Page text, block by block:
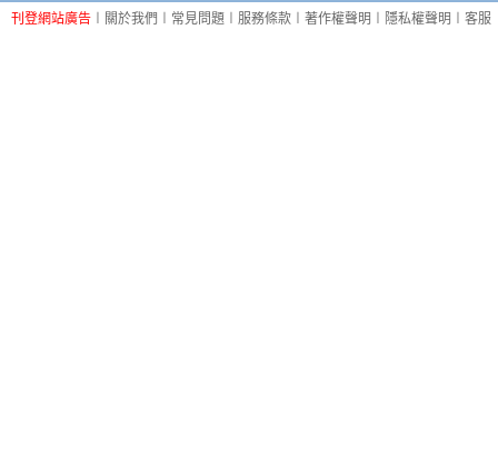
刊登網站廣告 關於我們 常見問題 服務條款 著作權聲明 隱私權聲明 客服